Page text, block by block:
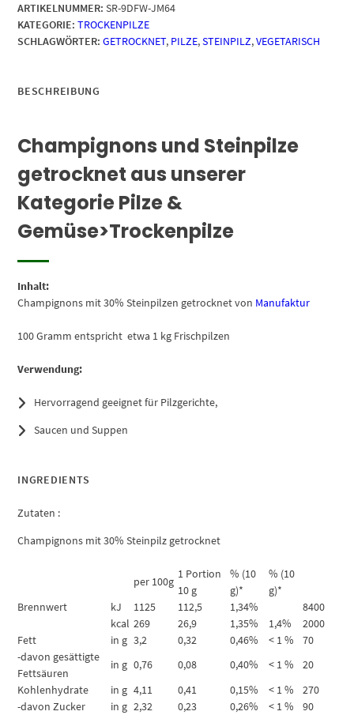
ARTIKELNUMMER: SR-9DFW-JM64
KATEGORIE: TROCKENPILZE
SCHLAGWÖRTER: GETROCKNET, PILZE,STEINPILZ,VEGETARISCH
BESCHREIBUNG
Champignons und Steinpilze
getrocknet aus unserer
Kategorie Pilze &
Gemüse>Trockenpilze
Inhalt:
Champignons mit 30% Steinpilzen getrocknet von Manufaktur
100 Gramm entspricht etwa 1 kg Frischpilzen
Verwendung:
Hervorragend geeignet für Pilzgerichte,
Saucen und Suppen
INGREDIENTS
Zutaten :
Champignons mit 30% Steinpilz getrocknet
per 100g
1 Portion
10 g
% (10
g)*
% (10
g)*
Brennwert
kJ 1125 112,5 1,34%
8400
kcal 269 26,9 1,35% 1,4%
2000
Fett
in g 3,2 0,32 0,46% < 1 %
70
-davon gesättigte
Fettsäuren
in g 0,76 0,08 0,40% < 1 %
20
Kohlenhydrate
in g 4,11 0,41 0,15% < 1 %
270
-davon Zucker
in g 2,32 0,23 0,26% < 1 %
90